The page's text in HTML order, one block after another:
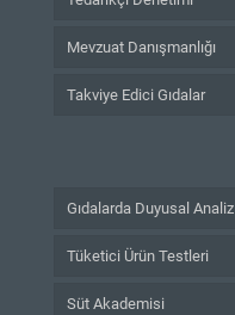
Mevzuat Danışmanlığı
Takviye Edici Gıdalar
Gıdalarda Duyusal Analiz
Tüketici Ürün Testleri
Süt Akademisi